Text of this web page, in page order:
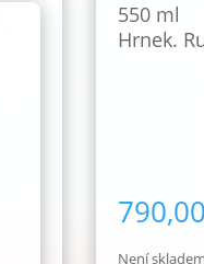
550 ml
Hrnek.
790,00
Není skladem